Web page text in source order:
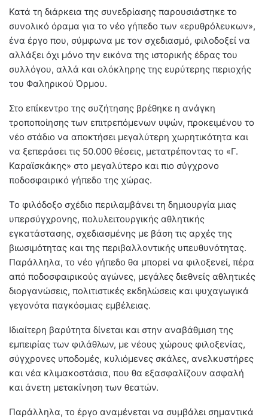
Κατά τη διάρκεια της συνεδρίασης παρουσιάστηκε το
συνολικό όραμα για το νέο γήπεδο των «ερυθρόλευκων»,
ένα έργο που, σύμφωνα με τον σχεδιασμό, φιλοδοξεί να
αλλάξει όχι μόνο την εικόνα της ιστορικής έδρας του
συλλόγου, αλλά και ολόκληρης της ευρύτερης περιοχής
του Φαληρικού Όρμου.
Στο επίκεντρο της συζήτησης βρέθηκε η ανάγκη
τροποποίησης των επιτρεπόμενων υψών, προκειμένου το
νέο στάδιο να αποκτήσει μεγαλύτερη χωρητικότητα και
να ξεπεράσει τις 50.000 θέσεις, μετατρέποντας το «Γ.
Καραϊσκάκης» στο μεγαλύτερο και πιο σύγχρονο
ποδοσφαιρικό γήπεδο της χώρας.
Το φιλόδοξο σχέδιο περιλαμβάνει τη δημιουργία μιας
υπερσύγχρονης, πολυλειτουργικής αθλητικής
εγκατάστασης, σχεδιασμένης με βάση τις αρχές της
βιωσιμότητας και της περιβαλλοντικής υπευθυνότητας.
Παράλληλα, το νέο γήπεδο θα μπορεί να φιλοξενεί, πέρα
από ποδοσφαιρικούς αγώνες, μεγάλες διεθνείς αθλητικές
διοργανώσεις, πολιτιστικές εκδηλώσεις και ψυχαγωγικά
γεγονότα παγκόσμιας εμβέλειας.
Ιδιαίτερη βαρύτητα δίνεται και στην αναβάθμιση της
εμπειρίας των φιλάθλων, με νέους χώρους φιλοξενίας,
σύγχρονες υποδομές, κυλιόμενες σκάλες, ανελκυστήρες
και νέα κλιμακοστάσια, που θα εξασφαλίζουν ασφαλή
και άνετη μετακίνηση των θεατών.
Παράλληλα, το έργο αναμένεται να συμβάλει σημαντικά